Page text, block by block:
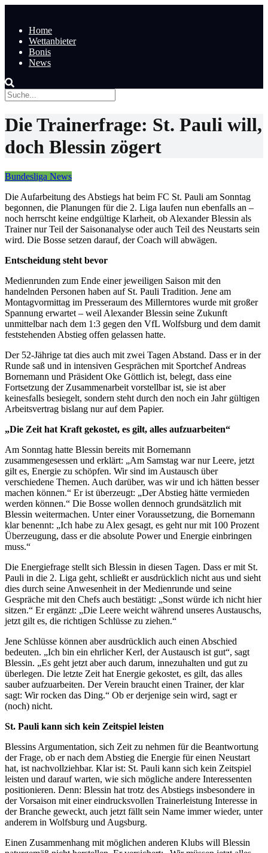
Home
Wettanbieter
Bonis
News
Die Trainerfrage: St. Pauli will,
doch Blessin zögert
Bundesliga News
Die Aufarbeitung des Abstiegs hat beim FC St. Pauli am Sonntag
begonnen, die Planungen für die 2. Liga laufen nun ebenfalls an –
noch herrscht keine endgültige Klarheit, ob Alexander Blessin als
Trainer nur Teil der Saisonanalyse oder auch Teil des Neustarts sein
wird. Die Bosse setzen darauf, der Coach will abwägen.
Entscheidung steht bevor
Medienrunden zum Ende einer jeweiligen Saison mit den
handelnden Personen haben auf St. Pauli Tradition. Jene am
Montagvormittag im Presseraum des Millerntores wurde mit großer
Spannung erwartet – weil Alexander Blessin seine Zukunft
unmittelbar nach dem 1:3 gegen den VfL Wolfsburg und dem damit
feststehenden Abstieg offen gelassen hatte.
Der 52-Jährige tat dies auch mit zwei Tagen Abstand. Dass er in der
Runde saß und in intensiven Gesprächen mit Sportchef Andreas
Bornemann und Präsident Oke Göttlich ist, belegt, dass eine
Fortsetzung der Zusammenarbeit vorstellbar ist, sie ist aber
keinesfalls besiegelt, sondern steht durch den noch ein Jahr gültigen
Arbeitsvertrag bislang nur auf dem Papier.
„Die Zeit hat Kraft gekostet, es gilt, alles aufzuarbeiten“
Am Sonntag hatte Blessin bereits mit Bornemann
zusammengesessen und erklärt: „Am Samstag war nur Leere, jetzt
gilt es, Energie zu schöpfen. Wir sind im Austausch über
verschiedene Themen. Auch darüber, was wir und ich hätten besser
machen können.“ Er ist überzeugt: „Der Abstieg hätte vermieden
werden können.“ Die Bosse wollen dennoch grundsätzlich mit
Blessin weitermachen. Unter einer Voraussetzung, die Bornemann
klar benennt: „Ich habe zu Alex gesagt, es geht nur mit 100 Prozent
Überzeugung, dass er die absolute Power und Energie einbringen
muss.“
Die Energiefrage stellt sich Blessin in diesen Tagen. Dass er mit St.
Pauli in die 2. Liga geht, schließt er ausdrücklich nicht aus und sieht
dies durch seine Anwesenheit in der Medienrunde und seine
Gespräche mit den Chefs auch bestätigt: „Sonst würde ich nicht hier
sitzen.“ Er ergänzt: „Die Leere weicht während unseres Austauschs,
jetzt gilt es, die richtigen Schlüsse zu ziehen.“
Jene Schlüsse können aber ausdrücklich auch einen Abschied
bedeuten. „Ich bin ein ehrlicher Kerl, der Austausch ist gut“, sagt
Blessin. „Es geht jetzt aber auch darum, innezuhalten und gut zu
überlegen. Die letzte Zeit hat Energie gekostet, es gilt, das alles
sauber aufzuarbeiten. Der Verein braucht einen Trainer, der klar
sagt: Wir rocken das Ding.“ Ob er derjenige sein wird, sagt er
(noch) nicht.
St. Pauli kann sich kein Zeitspiel leisten
Blessins Argumentation, sich Zeit zu nehmen für die Beantwortung
der Frage, ob er nach dem Abstieg die Energie für einen Neustart
hat, ist nachvollziehbar. Klar ist: St. Pauli kann sich kein Zeitspiel
leisten und darauf warten, wie sich mögliche andere Interessenten
positionieren. Denn: Blessin hat trotz des Abstiegs insbesondere in
der Vorsaison mit einer eindrucksvollen Trainerleistung Interesse in
der Branche geweckt, auch jetzt fällt sein Name immer wieder, unter
anderem in Wolfsburg und Augsburg.
Einen Zusammenhang mit möglichen anderen Klubs will Blessin